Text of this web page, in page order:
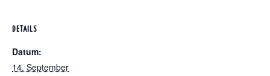
DETAILS
Datum:
14. September